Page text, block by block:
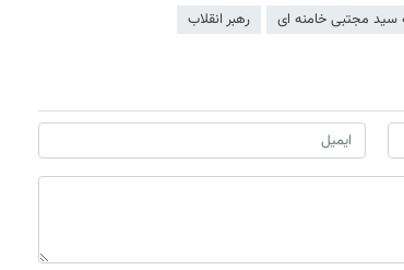
سید مجتبی خامنه ای رهبر انقلاب